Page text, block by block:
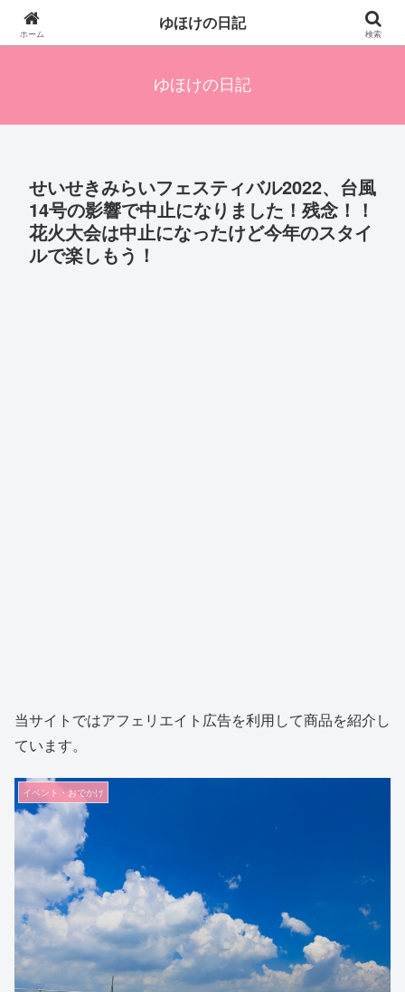
四人の子を持つ母のズボラ生活備忘録です。興味のあることアレやコレ、色々
発信します。
ゆほけの日記
せいせきみらいフェスティバル2022、台風
14号の影響で中止になりました！残念！！
花火大会は中止になったけど今年のスタイ
ルで楽しもう！
当サイトではアフェリエイト広告を利用して商品を紹介し
ています。
イベント・おでかけ
ホーム
ゆほけの日記
検索